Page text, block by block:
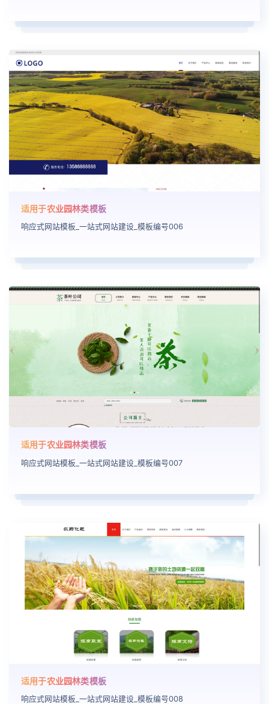
适用于农业园林类模板
响应式网站模板_一站式网站建设_模板编号006
适用于农业园林类模板
响应式网站模板_一站式网站建设_模板编号007
适用于农业园林类模板
响应式网站模板_一站式网站建设_模板编号008